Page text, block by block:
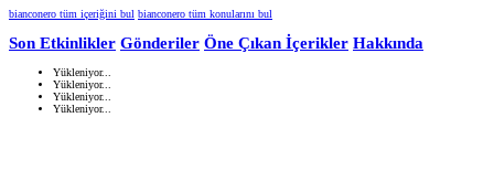
bianconero tüm içeriğini bul bianconero tüm konularını bul
Son Etkinlikler Gönderiler Öne Çıkan İçerikler Hakkında
Yükleniyor...
Yükleniyor...
Yükleniyor...
Yükleniyor...